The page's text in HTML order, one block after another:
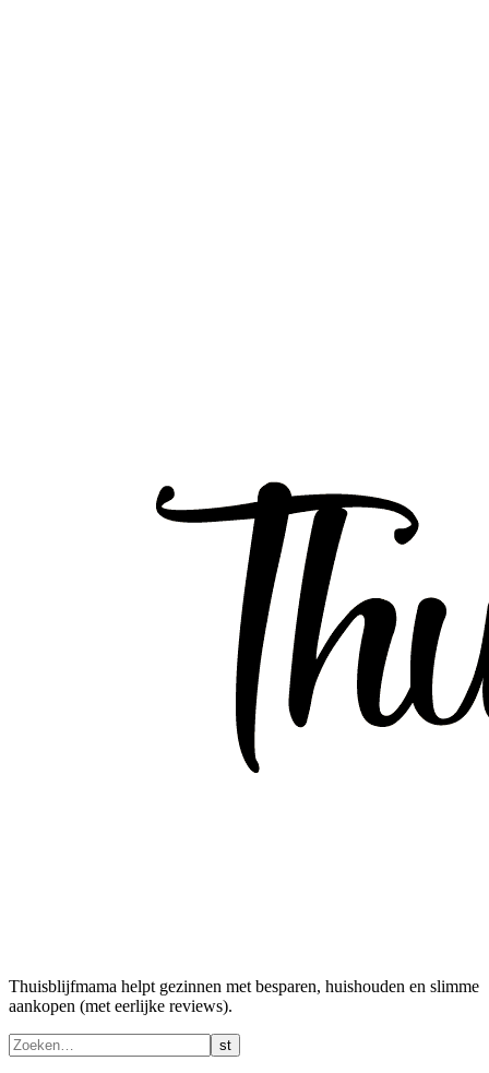
Thuisblijfmama helpt gezinnen met besparen, huishouden en slimme
aankopen (met eerlijke reviews).